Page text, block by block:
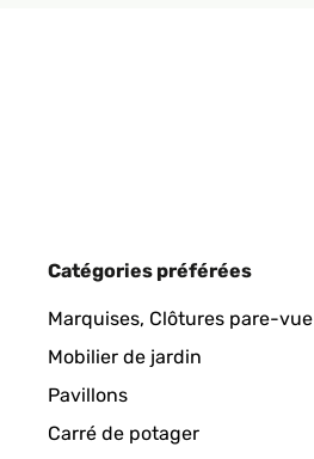
Catégories préférées
Marquises, Clôtures pare-vue
Mobilier de jardin
Pavillons
Carré de potager